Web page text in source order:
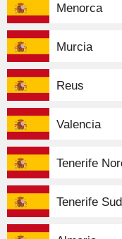
Menorca
Murcia
Reus
Valencia
Tenerife
Tenerife Sud